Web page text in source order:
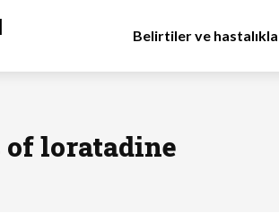
Belirtiler ve
of loratadine